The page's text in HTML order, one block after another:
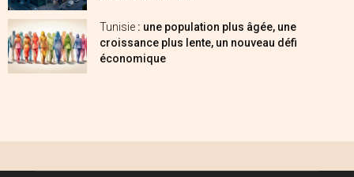
Tunisie : une population plus âgée, une
croissance plus lente, un nouveau défi
économique